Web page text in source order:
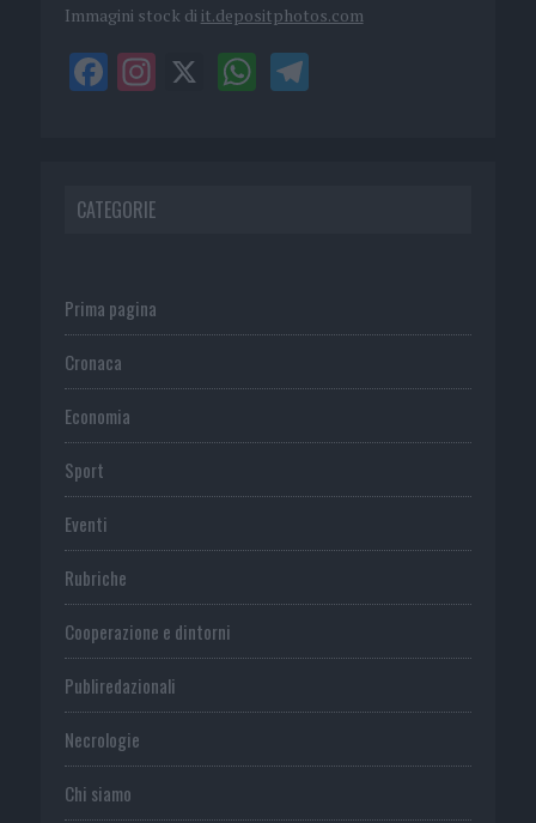
Immagini stock di it.depositphotos.com
CATEGORIE
Prima pagina
Cronaca
Economia
Sport
Eventi
Rubriche
Cooperazione e dintorni
Publiredazionali
Necrologie
Chi siamo